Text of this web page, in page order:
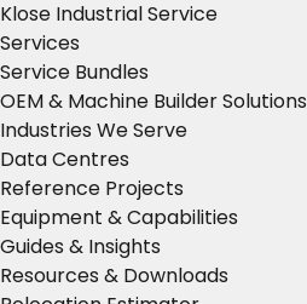
Klose Industrial Service
Services
Service Bundles
OEM & Machine Builder Solutions
Industries We Serve
Data Centres
Reference Projects
Equipment & Capabilities
Guides & Insights
Resources & Downloads